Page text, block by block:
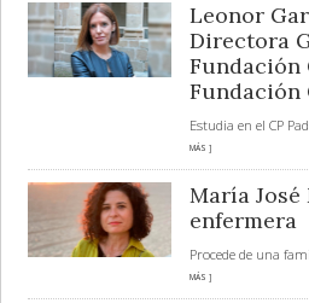
Leonor
Directora
Fundación
Fundación
Estudia en el CP
MÁS ]
María José
enfermera
Procede de una
MÁS ]